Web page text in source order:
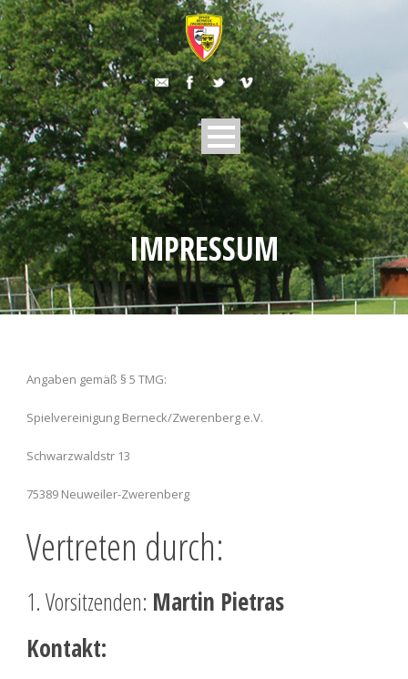
IMPRESSUM
Angaben gemäß § 5 TMG:
Spielvereinigung Berneck/Zwerenberg e.V.
Schwarzwaldstr 13
75389 Neuweiler-Zwerenberg
Vertreten durch:
1. Vorsitzenden: Martin Pietras
Kontakt: